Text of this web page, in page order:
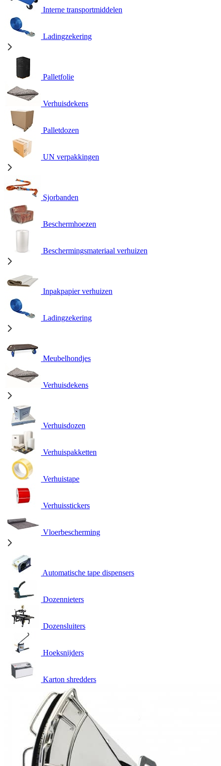
Interne transportmiddelen
Ladingzekering
Palletfolie
Verhuisdekens
Palletdozen
UN verpakkingen
Sjorbanden
Beschermhoezen
Beschermingsmateriaal verhuizen
Inpakpapier verhuizen
Ladingzekering
Meubelhondjes
Verhuisdekens
Verhuisdozen
Verhuispakketten
Verhuistape
Verhuisstickers
Vloerbescherming
Automatische tape dispensers
Dozennieters
Dozensluiters
Hoeksnijders
Karton shredders